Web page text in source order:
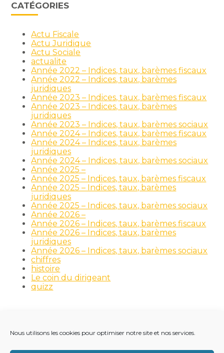
Nous utilisons les cookies pour optimiser notre site et nos services.
CATÉGORIES
Actu Fiscale
Actu Juridique
Actu Sociale
actualite
Année 2022 – Indices, taux, barèmes fiscaux
Année 2022 – Indices, taux, barèmes
juridiques
Année 2023 – Indices, taux, barèmes fiscaux
Année 2023 – Indices, taux, barèmes
juridiques
Année 2023 – Indices, taux, barèmes sociaux
Année 2024 – Indices, taux, barèmes fiscaux
Année 2024 – Indices, taux, barèmes
juridiques
Année 2024 – Indices, taux, barèmes sociaux
Année 2025 –
Année 2025 – Indices, taux, barèmes fiscaux
Année 2025 – Indices, taux, barèmes
juridiques
Année 2025 – Indices, taux, barèmes sociaux
Année 2026 –
Année 2026 – Indices, taux, barèmes fiscaux
Année 2026 – Indices, taux, barèmes
juridiques
Année 2026 – Indices, taux, barèmes sociaux
chiffres
histoire
Le coin du dirigeant
quizz